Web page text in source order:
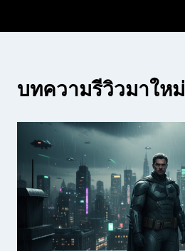
บทความรีวิวมาใหม่